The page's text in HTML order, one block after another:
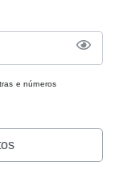
e números